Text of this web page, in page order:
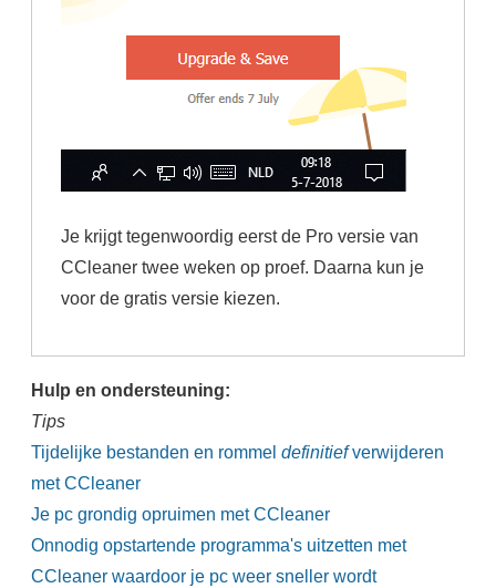
Je krijgt tegenwoordig eerst de Pro versie van
CCleaner twee weken op proef. Daarna kun je
voor de gratis versie kiezen.
Hulp en ondersteuning:
Tips
Tijdelijke bestanden en rommel definitiefverwijderen
met CCleaner
Je pc grondig opruimen met CCleaner
Onnodig opstartende programma's uitzetten met
CCleaner waardoor je pc weer sneller wordt